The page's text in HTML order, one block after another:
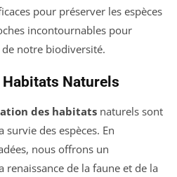
pour préserver les espèces
incontournables pour
notre biodiversité.
Naturels
des habitats naturels sont
des espèces. En
nous offrons un
de la faune et de la